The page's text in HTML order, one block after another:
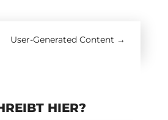
User-Generated Content →
HIER?